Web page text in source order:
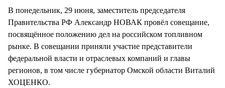
В понедельник, 29 июня, заместитель председателя
Правительства РФ Александр НОВАК провёл совещание,
посвящённое положению дел на российском топливном
рынке. В совещании приняли участие представители
федеральной власти и отраслевых компаний и главы
регионов, в том числе губернатор Омской области Виталий
ХОЦЕНКО.